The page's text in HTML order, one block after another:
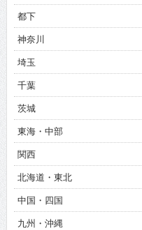
都下
神奈川
埼玉
千葉
茨城
東海・中部
関西
北海道・東北
中国・四国
九州・沖縄